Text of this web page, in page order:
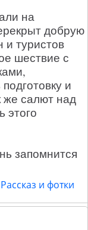
на
добрую
и туристов
шествие с
и
же салют над
этого
запомнится
Рассказ и фотки